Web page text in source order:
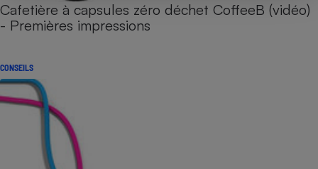
Cafetière à capsules zéro déchet CoffeeB (vidéo)
- Premières impressions
CONSEILS